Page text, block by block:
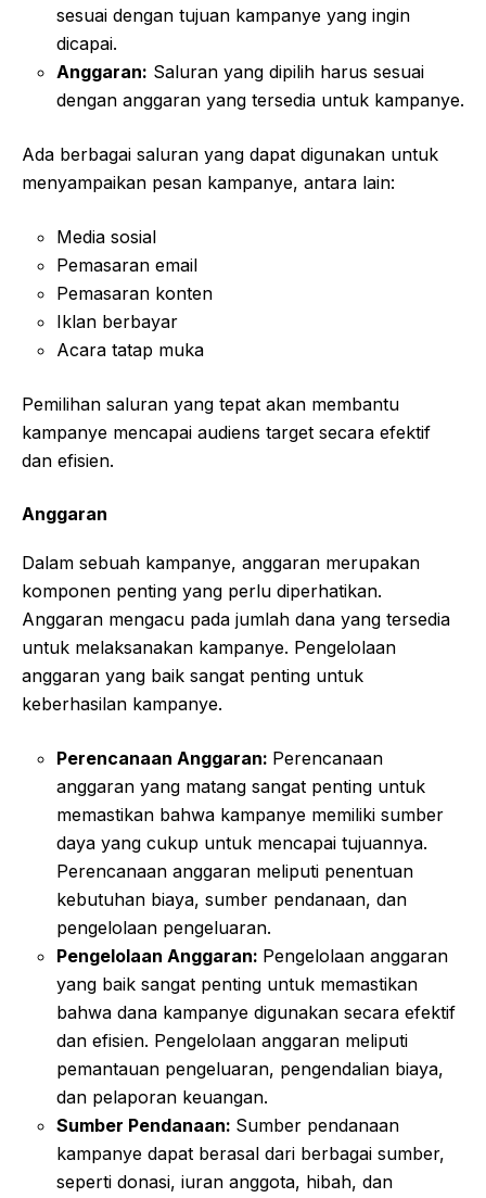
sesuai dengan tujuan kampanye yang ingin
dicapai.
Anggaran: Saluran yang dipilih harus sesuai
dengan anggaran yang tersedia untuk kampanye.
Ada berbagai saluran yang dapat digunakan untuk
menyampaikan pesan kampanye, antara lain:
Media sosial
Pemasaran email
Pemasaran konten
Iklan berbayar
Acara tatap muka
Pemilihan saluran yang tepat akan membantu
kampanye mencapai audiens target secara efektif
dan efisien.
Anggaran
Dalam sebuah kampanye, anggaran merupakan
komponen penting yang perlu diperhatikan.
Anggaran mengacu pada jumlah dana yang tersedia
untuk melaksanakan kampanye. Pengelolaan
anggaran yang baik sangat penting untuk
keberhasilan kampanye.
Perencanaan Anggaran: Perencanaan
anggaran yang matang sangat penting untuk
memastikan bahwa kampanye memiliki sumber
daya yang cukup untuk mencapai tujuannya.
Perencanaan anggaran meliputi penentuan
kebutuhan biaya, sumber pendanaan, dan
pengelolaan pengeluaran.
Pengelolaan Anggaran: Pengelolaan anggaran
yang baik sangat penting untuk memastikan
bahwa dana kampanye digunakan secara efektif
dan efisien. Pengelolaan anggaran meliputi
pemantauan pengeluaran, pengendalian biaya,
dan pelaporan keuangan.
Sumber Pendanaan: Sumber pendanaan
kampanye dapat berasal dari berbagai sumber,
seperti donasi, iuran anggota, hibah, dan